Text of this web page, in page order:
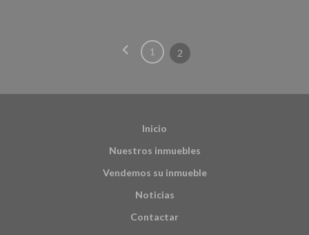
chevron_left 1 2
Inicio
Nuestros inmuebles
Vendemos su inmueble
Noticias
Contactar